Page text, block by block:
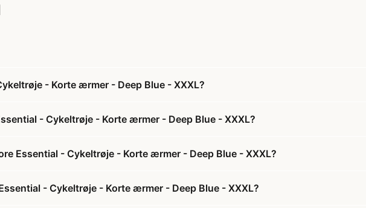
- Korte ærmer - Deep Blue - XXXL?
- Cykeltrøje - Korte ærmer - Deep Blue - XXXL?
Essential - Cykeltrøje - Korte ærmer - Deep Blue - XXXL?
- Cykeltrøje - Korte ærmer - Deep Blue - XXXL?